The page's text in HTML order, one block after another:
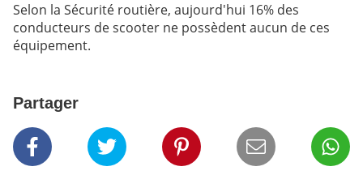
Selon la Sécurité routière, aujourd'hui 16% des
conducteurs de scooter ne possèdent aucun de ces
équipement.
Partager